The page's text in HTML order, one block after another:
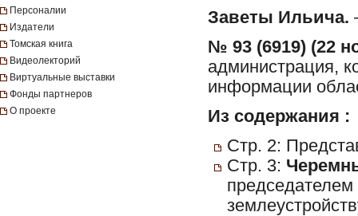
Персоналии
Издатели
Томская книга
Видеолекторий
Виртуальные выставки
Фонды партнеров
О проекте
Заветы Ильича.
№ 93 (6919) (22
администрация,
информации
Из содержания :
Стр. 2:
Стр. 3: